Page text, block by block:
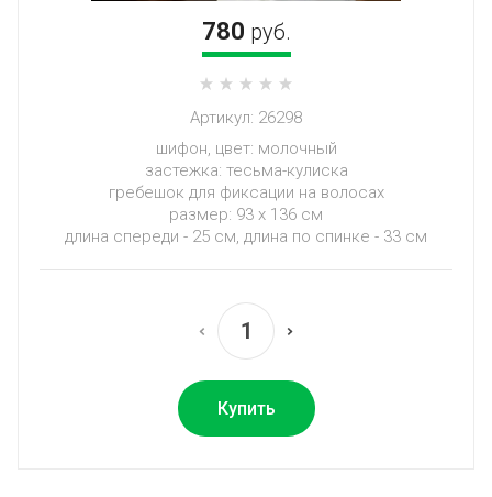
780 руб.
Артикул: 26298
шифон, цвет: молочный
застежка: тесьма-кулиска
гребешок для фиксации на волосах
размер: 93 х 136 см
длина спереди - 25 см, длина по спинке - 33 см
Купить